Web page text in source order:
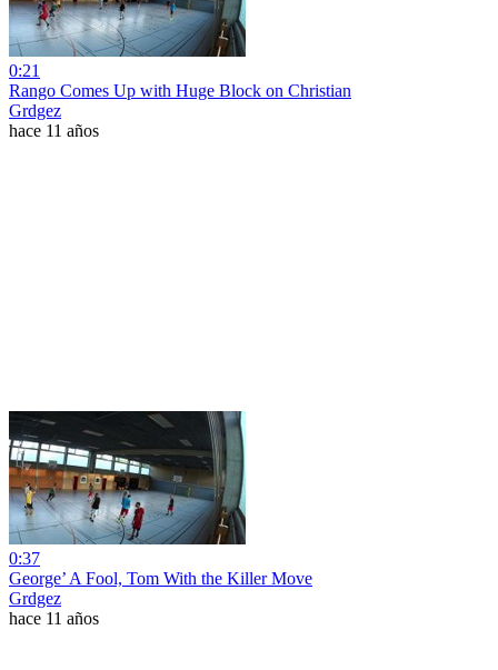
0:21
Rango Comes Up with Huge Block on Christian
Grdgez
hace 11 años
0:37
George’ A Fool, Tom With the Killer Move
Grdgez
hace 11 años